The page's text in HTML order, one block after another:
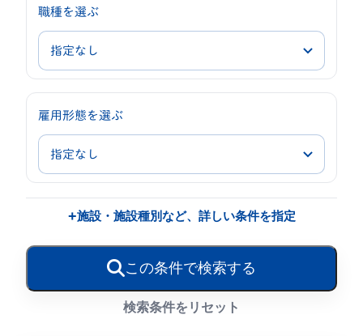
職種を選ぶ
職
雇用形態を選ぶ
雇
形
態
+施設・施設種別など、詳しい条件を指定
この条件で検索する
検索条件をリセット